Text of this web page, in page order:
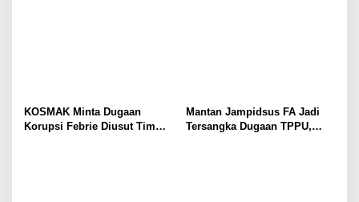
KOSMAK Minta Dugaan
Korupsi Febrie Diusut Tim
Mantan Jampidsus FA Jadi
Tersangka Dugaan TPPU,